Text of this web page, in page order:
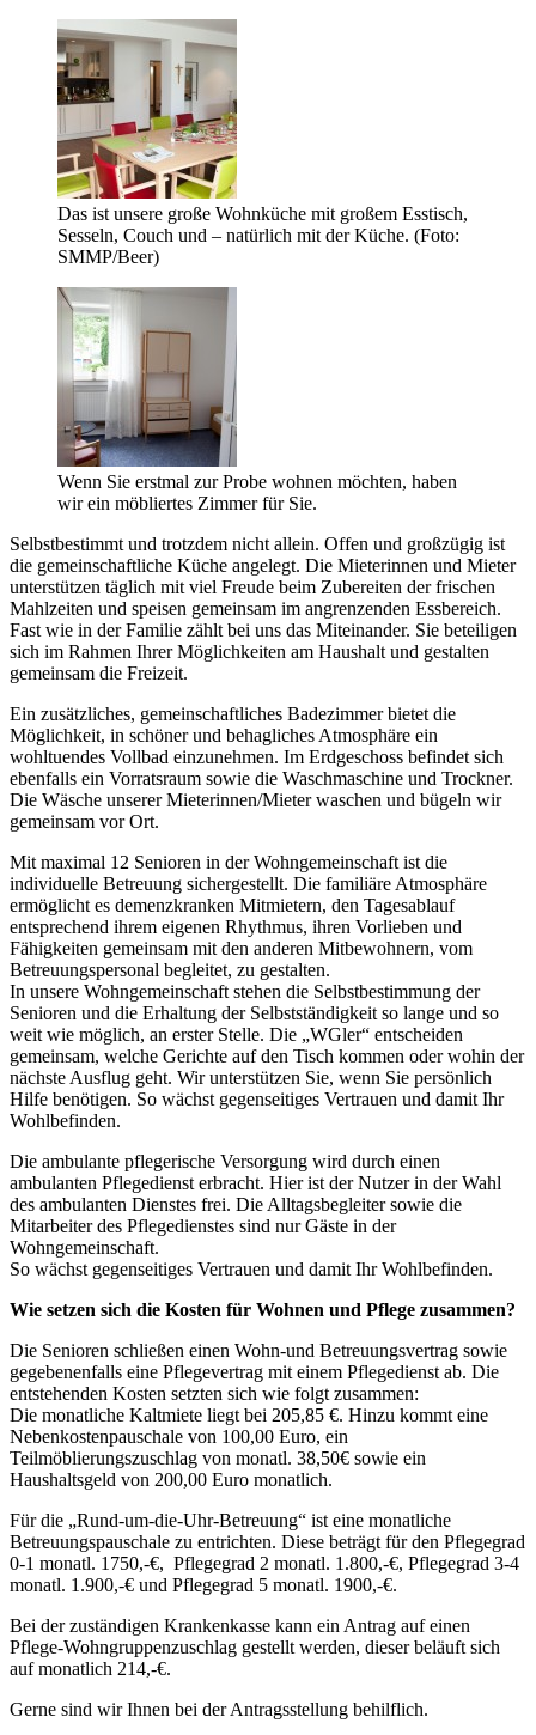
Das ist unsere große Wohnküche mit großem Esstisch,
Sesseln, Couch und – natürlich mit der Küche. (Foto:
SMMP/Beer)
Wenn Sie erstmal zur Probe wohnen möchten, haben
wir ein möbliertes Zimmer für Sie.
Selbstbestimmt und trotzdem nicht allein. Offen und großzügig ist
die gemeinschaftliche Küche angelegt. Die Mieterinnen und Mieter
unterstützen täglich mit viel Freude beim Zubereiten der frischen
Mahlzeiten und speisen gemeinsam im angrenzenden Essbereich.
Fast wie in der Familie zählt bei uns das Miteinander. Sie beteiligen
sich im Rahmen Ihrer Möglichkeiten am Haushalt und gestalten
gemeinsam die Freizeit.
Ein zusätzliches, gemeinschaftliches Badezimmer bietet die
Möglichkeit, in schöner und behagliches Atmosphäre ein
wohltuendes Vollbad einzunehmen. Im Erdgeschoss befindet sich
ebenfalls ein Vorratsraum sowie die Waschmaschine und Trockner.
Die Wäsche unserer Mieterinnen/Mieter waschen und bügeln wir
gemeinsam vor Ort.
Mit maximal 12 Senioren in der Wohngemeinschaft ist die
individuelle Betreuung sichergestellt. Die familiäre Atmosphäre
ermöglicht es demenzkranken Mitmietern, den Tagesablauf
entsprechend ihrem eigenen Rhythmus, ihren Vorlieben und
Fähigkeiten gemeinsam mit den anderen Mitbewohnern, vom
Betreuungspersonal begleitet, zu gestalten.
In unsere Wohngemeinschaft stehen die Selbstbestimmung der
Senioren und die Erhaltung der Selbstständigkeit so lange und so
weit wie möglich, an erster Stelle. Die „WGler“ entscheiden
gemeinsam, welche Gerichte auf den Tisch kommen oder wohin der
nächste Ausflug geht. Wir unterstützen Sie, wenn Sie persönlich
Hilfe benötigen. So wächst gegenseitiges Vertrauen und damit Ihr
Wohlbefinden.
Die ambulante pflegerische Versorgung wird durch einen
ambulanten Pflegedienst erbracht. Hier ist der Nutzer in der Wahl
des ambulanten Dienstes frei. Die Alltagsbegleiter sowie die
Mitarbeiter des Pflegedienstes sind nur Gäste in der
Wohngemeinschaft.
So wächst gegenseitiges Vertrauen und damit Ihr Wohlbefinden.
Wie setzen sich die Kosten für Wohnen und Pflege zusammen?
Die Senioren schließen einen Wohn-und Betreuungsvertrag sowie
gegebenenfalls eine Pflegevertrag mit einem Pflegedienst ab. Die
entstehenden Kosten setzten sich wie folgt zusammen:
Die monatliche Kaltmiete liegt bei 205,85 €. Hinzu kommt eine
Nebenkostenpauschale von 100,00 Euro, ein
Teilmöblierungszuschlag von monatl. 38,50€ sowie ein
Haushaltsgeld von 200,00 Euro monatlich.
Für die „Rund-um-die-Uhr-Betreuung“ ist eine monatliche
Betreuungspauschale zu entrichten. Diese beträgt für den Pflegegrad
0-1 monatl. 1750,-€, Pflegegrad 2 monatl. 1.800,-€, Pflegegrad 3-4
monatl. 1.900,-€ und Pflegegrad 5 monatl. 1900,-€.
Bei der zuständigen Krankenkasse kann ein Antrag auf einen
Pflege-Wohngruppenzuschlag gestellt werden, dieser beläuft sich
auf monatlich 214,-€.
Gerne sind wir Ihnen bei der Antragsstellung behilflich.